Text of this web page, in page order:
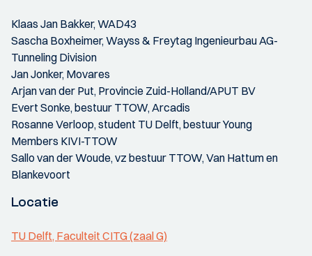
Klaas Jan Bakker, WAD43
Sascha Boxheimer, Wayss & Freytag Ingenieurbau AG-
Tunneling Division
Jan Jonker, Movares
Arjan van der Put, Provincie Zuid-Holland/APUT BV
Evert Sonke, bestuur TTOW, Arcadis
Rosanne Verloop, student TU Delft, bestuur Young
Members KIVI-TTOW
Sallo van der Woude, vz bestuur TTOW, Van Hattum en
Blankevoort
Locatie
TU Delft, Faculteit CITG (zaal G)